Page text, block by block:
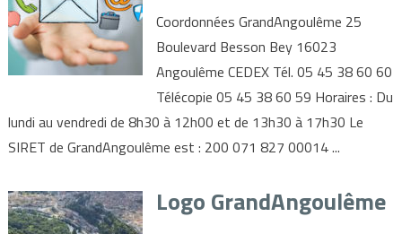
Coordonnées GrandAngoulême 25
Boulevard Besson Bey 16023
Angoulême CEDEX Tél. 05 45 38 60 60
Télécopie 05 45 38 60 59 Horaires : Du
lundi au vendredi de 8h30 à 12h00 et de 13h30 à 17h30 Le
SIRET de GrandAngoulême est : 200 071 827 00014 ...
Logo GrandAngoulême